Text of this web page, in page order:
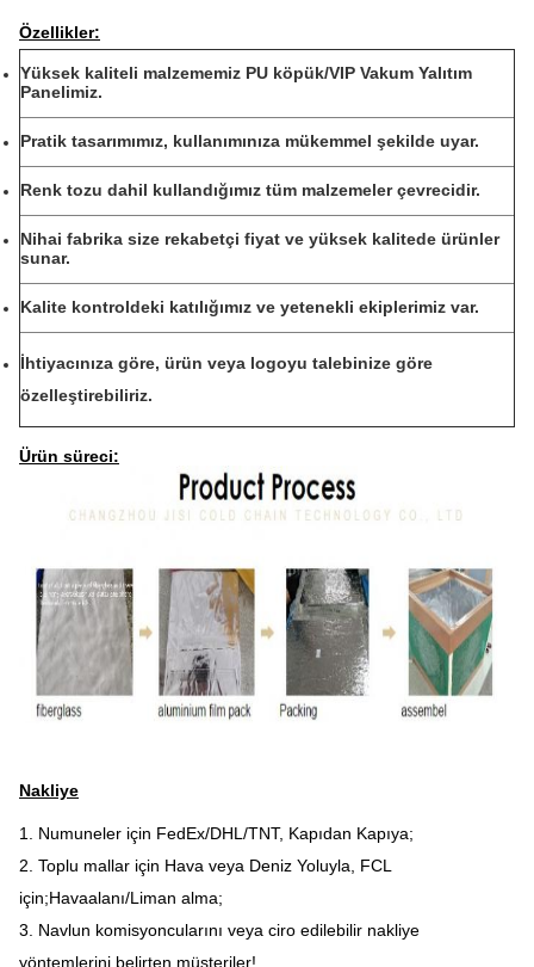
Özellikler:
Yüksek kaliteli malzememiz PU köpük/VIP Vakum Yalıtım
Panelimiz.
Pratik tasarımımız, kullanımınıza mükemmel şekilde uyar.
Renk tozu dahil kullandığımız tüm malzemeler çevrecidir.
Nihai fabrika size rekabetçi fiyat ve yüksek kalitede ürünler
sunar.
Kalite kontroldeki katılığımız ve yetenekli ekiplerimiz var.
İhtiyacınıza göre, ürün veya logoyu talebinize göre
özelleştirebiliriz.
Ürün süreci:
Nakliye
1. Numuneler için FedEx/DHL/TNT, Kapıdan Kapıya;
2. Toplu mallar için Hava veya Deniz Yoluyla, FCL
için;Havaalanı/Liman alma;
3. Navlun komisyoncularını veya ciro edilebilir nakliye
yöntemlerini belirten müşteriler!